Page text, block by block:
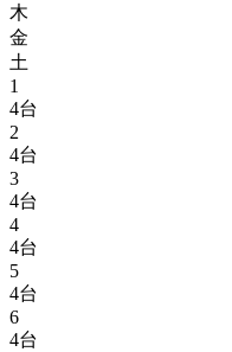
木
金
土
1
4台
2
4台
3
4台
4
4台
5
4台
6
4台